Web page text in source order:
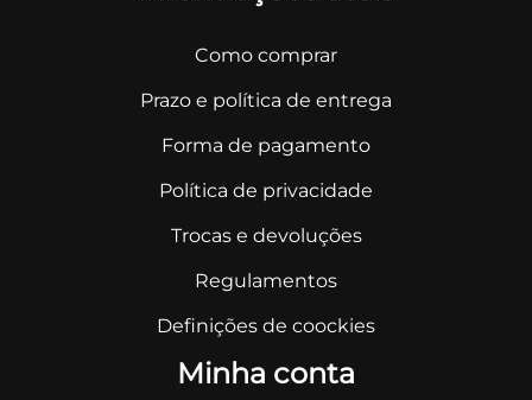
Como comprar
Prazo e política de entrega
Forma de pagamento
Política de privacidade
Trocas e devoluções
Regulamentos
Definições de coockies
Minha conta